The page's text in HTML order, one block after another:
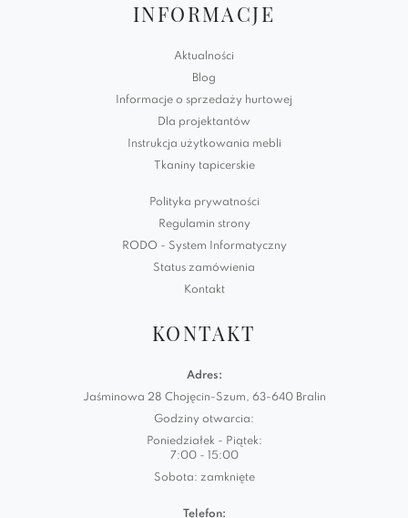
INFORMACJE
Aktualności
Blog
Informacje o sprzedaży hurtowej
Dla projektantów
Instrukcja użytkowania mebli
Tkaniny tapicerskie
Polityka prywatności
Regulamin strony
RODO - System Informatyczny
Status zamówienia
Kontakt
KONTAKT
Adres:
Jaśminowa 28 Chojęcin-Szum, 63-640 Bralin
Godziny otwarcia:
Poniedziałek - Piątek:
7:00 - 15:00
Sobota: zamknięte
Telefon: